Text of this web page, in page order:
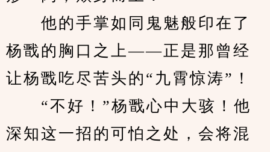
他的手掌如同鬼魅般印在了
杨戬的胸口之上——正是那曾经
让杨戬吃尽苦头的“九霄惊涛”！
“不好！”杨戬心中大骇！他
深知这一招的可怕之处，会将混